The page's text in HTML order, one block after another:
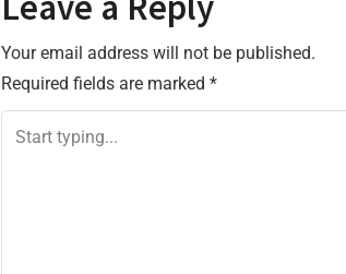
s
t
n
Your email address will not be published.
Required fields are marked *